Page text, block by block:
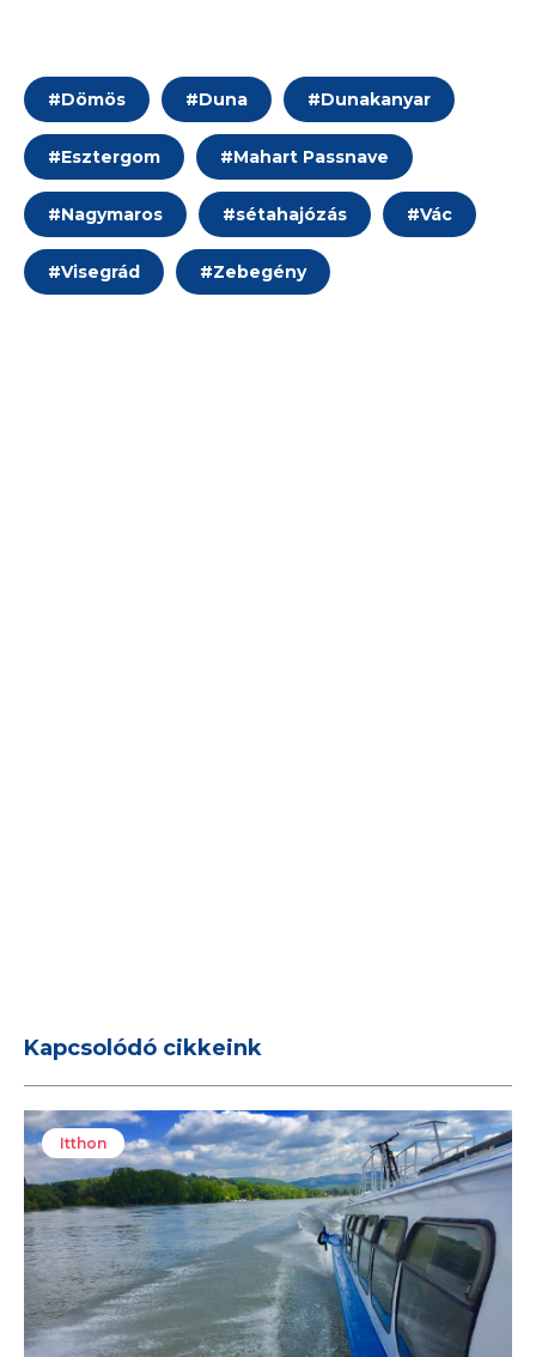
#Dömös #Duna #Dunakanyar
#Esztergom #Mahart Passnave
#Nagymaros #sétahajózás #Vác
#Visegrád #Zebegény
Kapcsolódó cikkeink
Itthon